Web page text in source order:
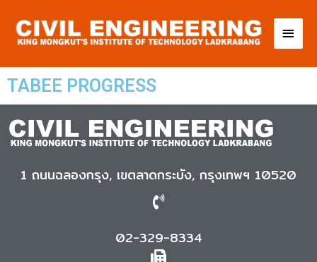
TABEE PROGRESS
1 ถนนฉลองกรุง, เขตลาดกระบัง, กรุงเทพฯ 10520
02-329-8334